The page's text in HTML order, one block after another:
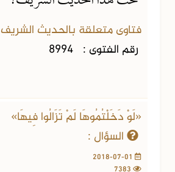
فتاوى متعلقة بالحديث الشريف
رقم الفتوى : 8994
«لَوْ دَخَلْتُمُوهَا لَمْ تَزَالُوا فِيهَا»
السؤال :